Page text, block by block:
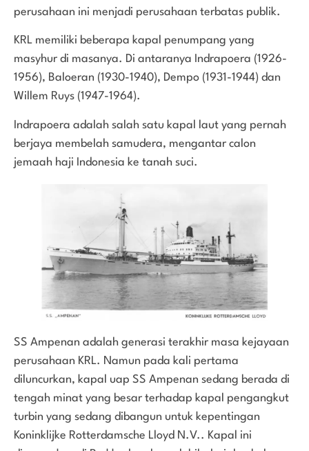
perusahaan ini menjadi perusahaan terbatas publik.
KRL memiliki beberapa kapal penumpang yang
masyhur di masanya. Di antaranya Indrapoera (1926-
1956), Baloeran (1930-1940), Dempo (1931-1944) dan
Willem Ruys (1947-1964).
Indrapoera adalah salah satu kapal laut yang pernah
berjaya membelah samudera, mengantar calon
jemaah haji Indonesia ke tanah suci.
SS Ampenan adalah generasi terakhir masa kejayaan
perusahaan KRL. Namun pada kali pertama
diluncurkan, kapal uap SS Ampenan sedang berada di
tengah minat yang besar terhadap kapal pengangkut
turbin yang sedang dibangun untuk kepentingan
Koninklijke Rotterdamsche Lloyd N.V.. Kapal ini